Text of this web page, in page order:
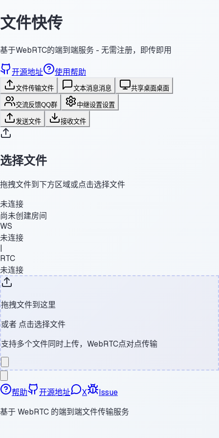
文件快传
基于WebRTC的端到端服务 - 无需注册，即传即用
开源地址 使用帮助
文件传输文件 文本消息消息 共享桌面桌面
交流反馈QQ群 中继设置设置
发送文件 接收文件
选择文件
拖拽文件到下方区域或点击选择文件
未连接
尚未创建房间
WS
未连接
|
RTC
未连接
拖拽文件到这里
或者 点击选择文件
支持多个文件同时上传，WebRTC点对点传输
帮助 开源地址 X
Issue
基于 WebRTC 的端到端文件传输服务